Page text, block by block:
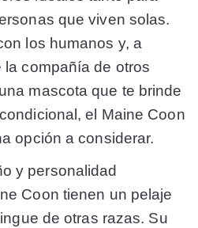
que viven solas.
los humanos y, a
la compañía de otros
mascota que te brinde
el Maine Coon
opción a considerar.
y personalidad
Coon tienen un pelaje
de otras razas. Su